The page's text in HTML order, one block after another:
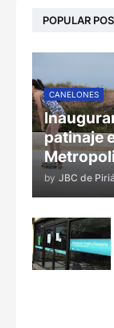
POPULAR
CANELONES
patinaje
by JBC de